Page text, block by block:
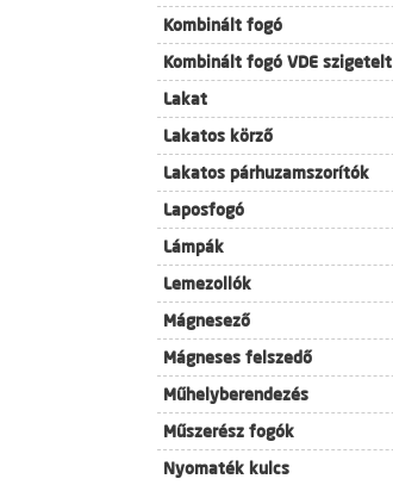
Kombinált fogó
Kombinált fogó VDE szigetelt
Lakat
Lakatos körző
Lakatos párhuzamszorítók
Laposfogó
Lámpák
Lemezollók
Mágnesező
Mágneses felszedő
Műhelyberendezés
Műszerész fogók
Nyomaték kulcs